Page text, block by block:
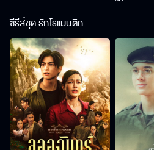
ซีรีส์ชุด รักโรแมนติก